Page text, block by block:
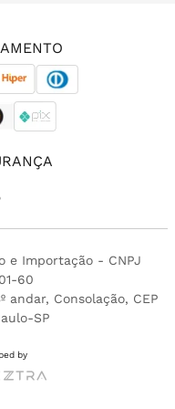
e Importação - CNPJ
60
andar, Consolação, CEP
SP
by